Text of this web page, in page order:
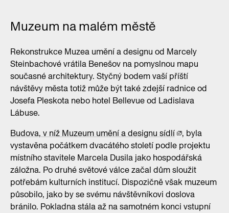
Muzeum na malém městě
Rekonstrukce Muzea umění a designu od Marcely
Steinbachové vrátila Benešov na pomyslnou mapu
současné architektury. Styčný bodem vaší příští
návštěvy města totiž může být také zdejší radnice od
Josefa Pleskota nebo hotel Bellevue od Ladislava
Lábuse.
Budova, v níž Muzeum umění a designu sídlí
, byla
vystavěna počátkem dvacátého století podle projektu
místního stavitele Marcela Dusila jako hospodářská
záložna. Po druhé světové válce začal dům sloužit
potřebám kulturních institucí. Dispozičně však muzeum
působilo, jako by se svému návštěvníkovi doslova
bránilo. Pokladna stála až na samotném konci vstupní